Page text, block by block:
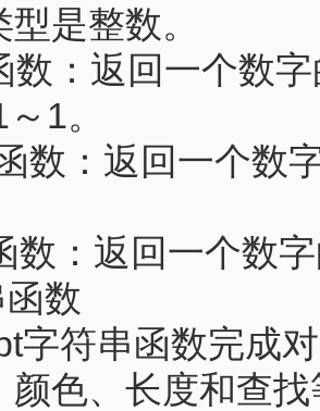
是整数。
数：返回一个数
1。
数：返回一个数
数：返回一个数
数
字符串函数完成
颜色、长度和查